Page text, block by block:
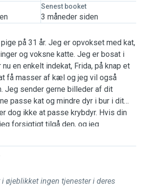
Senest booket
3 måneder siden
på 31 år. Jeg er opvokset med kat,
og voksne katte. Jeg er bosat i
en enkelt indekat, Frida, på knap et
få masser af kæl og jeg vil også
Jeg sender gerne billeder af dit
passe kat og mindre dyr i bur i dit
dog ikke at passe krybdyr. Hvis din
forsigtigt tilgå den, og jeg
tegn på at den ikke ønsker at
pasning af hund. Hvis i bor tæt på
flere gange om dagen, samt hvis
arbejde i Kolding. Jeg møder nogle
dage vil jeg foretrække at komme
øjeblikket ingen tjenester i deres